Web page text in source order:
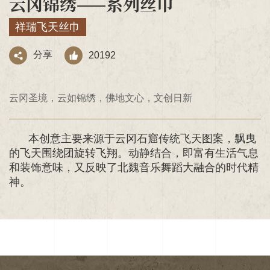
祥瑞飞天丝巾
分享 20192
云冈圣境，云如锦绣，佛地文心，文创日新
本创意主要来源于云冈石窟传统飞天图案，飘曳
的飞天围绕团旋转飞翔。动静结合，即富有生活气息
和装饰意味，又反映了北魏音乐舞蹈大融合的时代精
神。